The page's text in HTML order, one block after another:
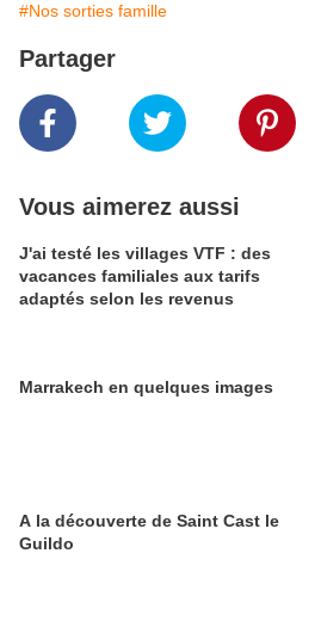
#Nos sorties famille
Partager
Vous aimerez aussi
J'ai testé les villages VTF : des
vacances familiales aux tarifs
adaptés selon les revenus
Marrakech en quelques images
A la découverte de Saint Cast le
Guildo